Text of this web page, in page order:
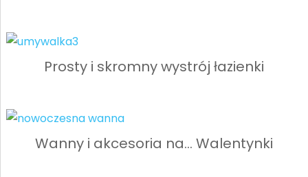
Prosty i skromny wystrój łazienki
Wanny i akcesoria na… Walentynki